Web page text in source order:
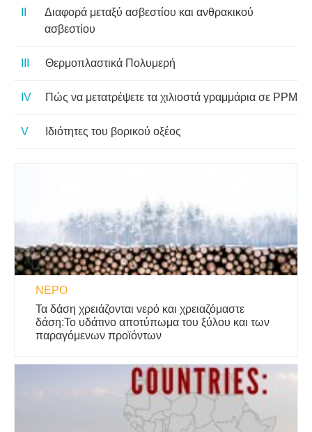
Διαφορά μεταξύ ασβεστίου και ανθρακικού
ασβεστίου
Θερμοπλαστικά Πολυμερή
Πώς να μετατρέψετε τα χιλιοστά γραμμάρια σε PPM
Ιδιότητες του βορικού οξέος
ΝΕΡΌ
Τα δάση χρειάζονται νερό και χρειαζόμαστε
δάση:Το υδάτινο αποτύπωμα του ξύλου και των
παραγόμενων προϊόντων